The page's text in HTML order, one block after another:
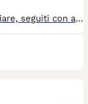
I cuccioli cresceranno in ambiente familiare, seguiti con attenzione fin dai primi giorni, con l'obiettivo di farli arrivare nelle nuove famiglie sani ed equilibrati. Verranno ceduti con: o primo vaccino o microchip e registrazione o libretto sanitario o sverminazioni o ecocardio o genitori testati geneticamente o pedigree ENCI o piccolo puppy kit Saranno ceduti a 60 giorni di età Scrivetemi in privato per informazioni È possibile consegnare a Roma.